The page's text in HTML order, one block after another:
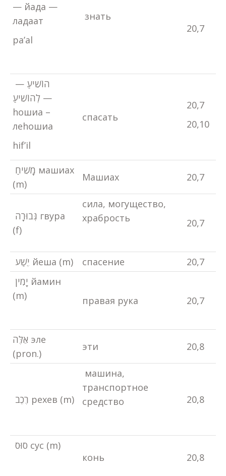
— йада —
ладаат
pa’al
знать
20,7
לְהוֹשִׁיעַ —
hошиа –
леhошиа
hif’il
спасать
20,7
20,10
(m)
Машиах 20,7
(f)
сила, могущество,
храбрость
20,7
יֶשַׁע йеша (m) спасение
20,7
(m)
правая рука 20,7
אֵלֶּה эле
(pron.)
эти 20,8
רֶכֶב рехев (m)
машина,
транспортное
средство
20,8
סוּס сус (m)
конь
20,8